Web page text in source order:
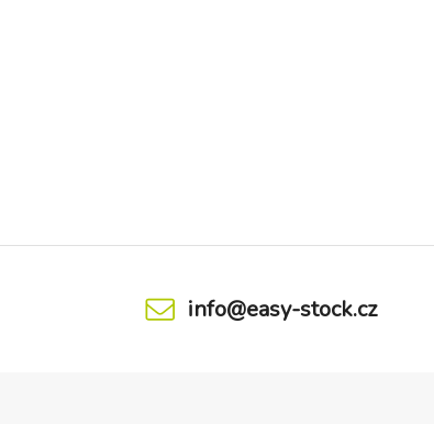
info@easy-stock.cz